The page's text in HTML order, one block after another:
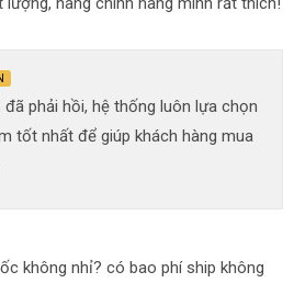
đã phải hồi, hệ thống luôn lựa chọn
tốt nhất để giúp khách hàng mua
không nhỉ? có bao phí ship không